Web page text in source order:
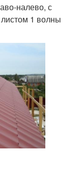
налево, с
1 волны